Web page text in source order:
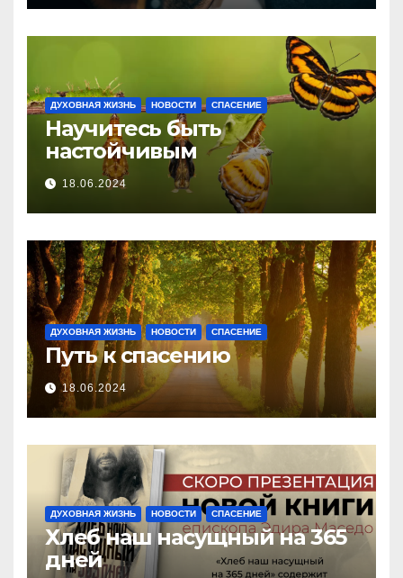
ДУХОВНАЯ ЖИЗНЬ НОВОСТИ СПАСЕНИЕ
Научитесь быть
настойчивым
18.06.2024
ДУХОВНАЯ ЖИЗНЬ НОВОСТИ СПАСЕНИЕ
Путь к спасению
18.06.2024
ДУХОВНАЯ ЖИЗНЬ НОВОСТИ СПАСЕНИЕ
Хлеб наш насущный на 365
дней